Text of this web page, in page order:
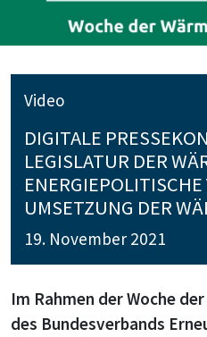
Video
DIGITALE
LEGISLATUR DER
UMSETZUNG DER
19. November 2021
Im Rahmen der Woche
des Bundesverbands